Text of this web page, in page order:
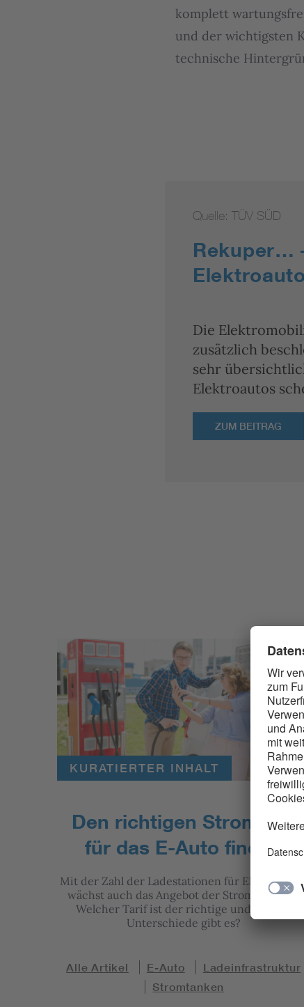
komplett
und der wichtigsten
technische
Quelle: TÜV SÜD
Rekuper…
Die
zusätzlich
sehr
Elektroautos
ZUM BEITRAG
KURATIERTER INHALT
Den richtigen Stromtarif
für das E-Auto finden
Mit der Zahl der Ladestationen für
wächst auch das Angebot der Stromanbieter.
Welcher Tarif ist der richtige und welche
Unterschiede gibt es?
Alle Artikel E-Auto
Ladeinfrastruktur
Stromtanken